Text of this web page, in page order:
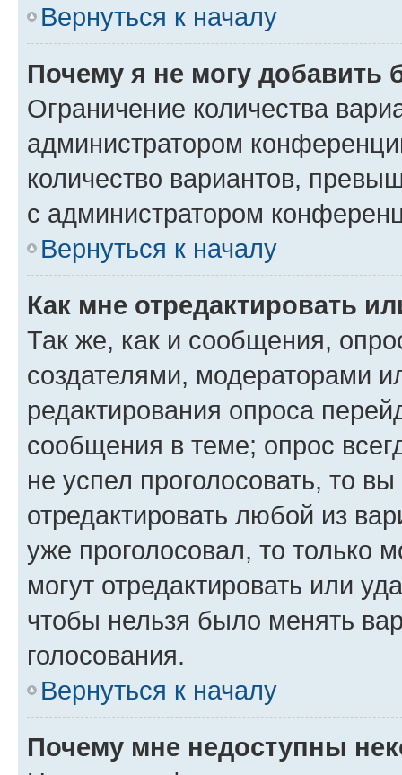
Вернуться к началу
Почему я не могу добавить
Ограничение количества
администратором
количество вариантов,
с администратором
Вернуться к началу
Как мне отредактировать
Так же, как и сообщения,
создателями, модераторами
редактирования опроса
сообщения в теме; опрос
не успел проголосовать, то
отредактировать любой из
уже проголосовал, то только
могут отредактировать или
чтобы нельзя было менять
голосования.
Вернуться к началу
Почему мне недоступны